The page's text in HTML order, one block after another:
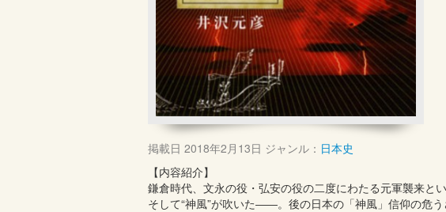
掲載日 2018年2月13日 ジャンル： 日本史
【内容紹介】
鎌倉時代、文永の役・弘安の役の二度にわたる元軍襲来と
そして“神風”が吹いた――。後の日本の「神風」信仰の危